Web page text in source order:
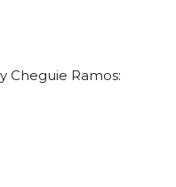
Cheguie Ramos: